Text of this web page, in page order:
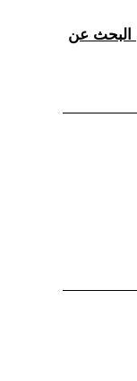
البحث عن